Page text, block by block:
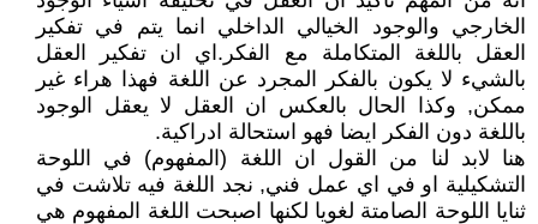
الخارجي والوجود الخيالي الداخلي انما يتم في تفكير
العقل باللغة المتكاملة مع الفكر.اي ان تفكير العقل
بالشيء لا يكون بالفكر المجرد عن اللغة فهذا هراء غير
ممكن, وكذا الحال بالعكس ان العقل لا يعقل الوجود
باللغة دون الفكر ايضا فهو استحالة ادراكية.
هنا لابد لنا من القول ان اللغة (المفهوم) في اللوحة
التشكيلية او في اي عمل فني, نجد اللغة فيه تلاشت في
ثنايا اللوحة الصامتة لغويا لكنها اصبحت اللغة المفهوم هي